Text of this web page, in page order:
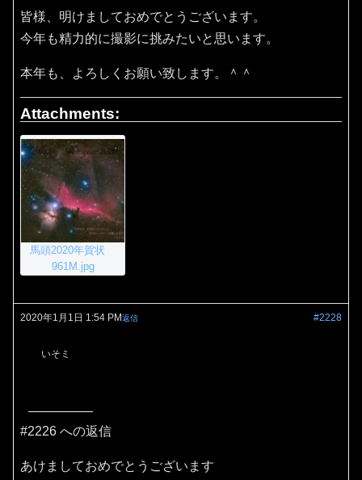
皆様、明けましておめでとうございます。
今年も精力的に撮影に挑みたいと思います。
本年も、よろしくお願い致します。＾＾
Attachments:
馬頭2020年賀状
961M.jpg
2020年1月1日 1:54 PM #2228
返信
いそミ
#2226 への返信
あけましておめでとうございます